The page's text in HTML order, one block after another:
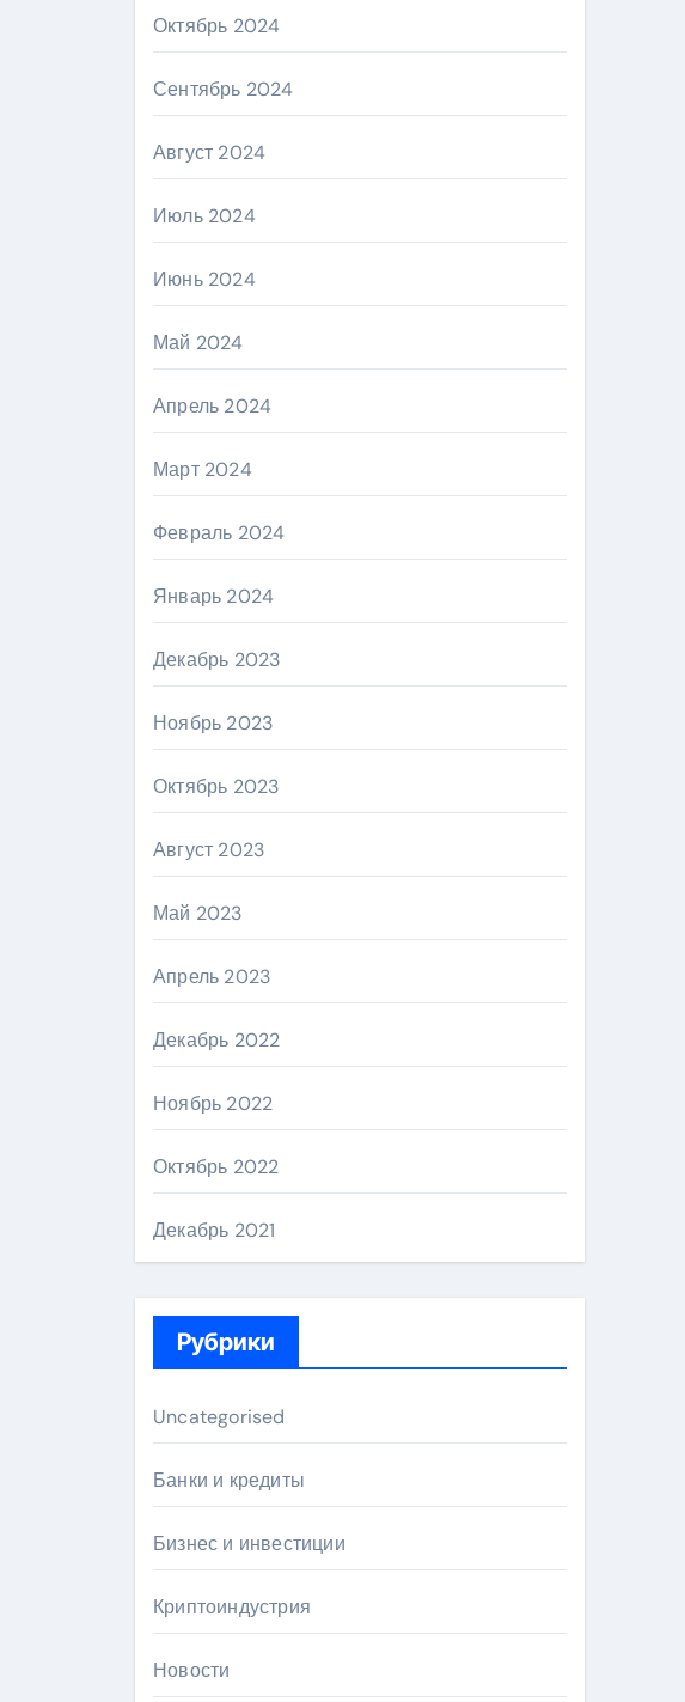
Октябрь 2024
Сентябрь 2024
Август 2024
Июль 2024
Июнь 2024
Май 2024
Апрель 2024
Март 2024
Февраль 2024
Январь 2024
Декабрь 2023
Ноябрь 2023
Октябрь 2023
Август 2023
Май 2023
Апрель 2023
Декабрь 2022
Ноябрь 2022
Октябрь 2022
Декабрь 2021
Рубрики
Uncategorised
Банки и кредиты
Бизнес и инвестиции
Криптоиндустрия
Новости